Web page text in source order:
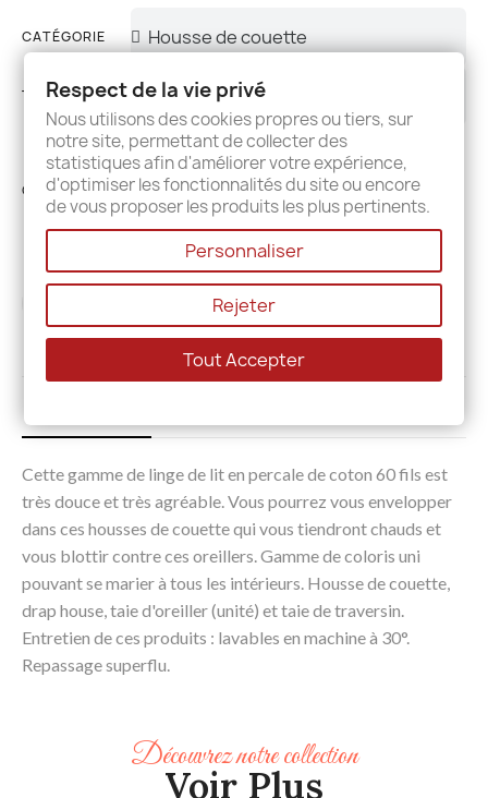
CATÉGORIE
TAILLE
COULEUR
AJOUTER AU PANIER
Cette gamme de linge de lit en percale de coton 60 fils est
très douce et très agréable. Vous pourrez vous envelopper
dans ces housses de couette qui vous tiendront chauds et
vous blottir contre ces oreillers. Gamme de coloris uni
pouvant se marier à tous les intérieurs. Housse de couette,
drap house, taie d'oreiller (unité) et taie de traversin.
Entretien de ces produits : lavables en machine à 30°.
Repassage superflu.
Découvrez notre collection
Voir Plus
Respect de la vie privé
Nous utilisons des cookies propres ou tiers, sur
notre site, permettant de collecter des
statistiques afin d'améliorer votre expérience,
d'optimiser les fonctionnalités du site ou encore
de vous proposer les produits les plus pertinents.
Personnaliser
Rejeter
Tout Accepter